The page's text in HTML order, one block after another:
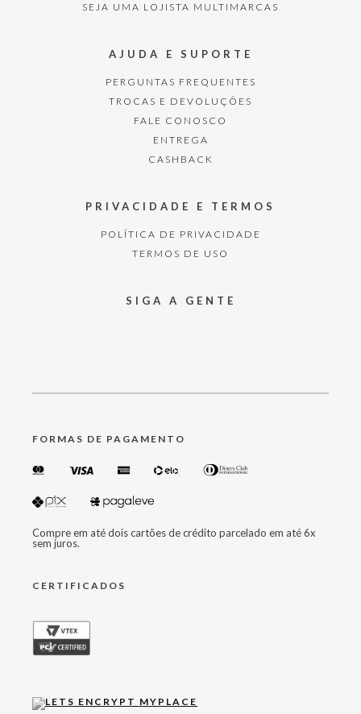
SEJA UMA LOJISTA MULTIMARCAS
AJUDA E SUPORTE
PERGUNTAS FREQUENTES
TROCAS E DEVOLUÇÕES
FALE CONOSCO
ENTREGA
CASHBACK
PRIVACIDADE E TERMOS
POLÍTICA DE PRIVACIDADE
TERMOS DE USO
SIGA A GENTE
FORMAS DE PAGAMENTO
Compre em até dois cartões de crédito parcelado em até 6x
sem juros.
CERTIFICADOS